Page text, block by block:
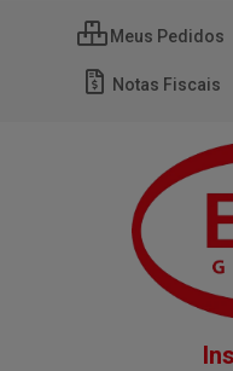
Meus Pedidos
Notas Fiscais